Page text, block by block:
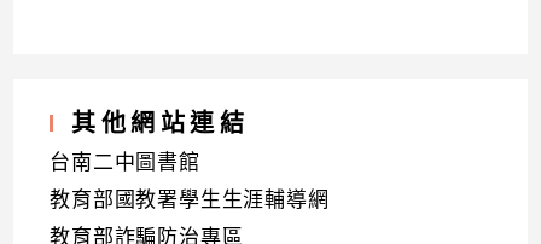
其他網站連結
台南二中圖書館
教育部國教署學生生涯輔導網
教育部詐騙防治專區